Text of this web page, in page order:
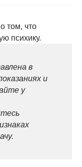
том, что
психику.
в
и
у